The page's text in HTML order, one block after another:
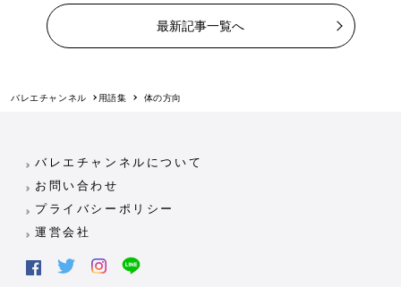
最新記事一覧へ
バレエチャンネル 用語集 体の方向
バレエチャンネルについて
お問い合わせ
プライバシーポリシー
運営会社